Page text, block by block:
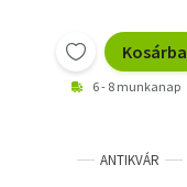
Kosárba
6 - 8 munkanap
ANTIKVÁR